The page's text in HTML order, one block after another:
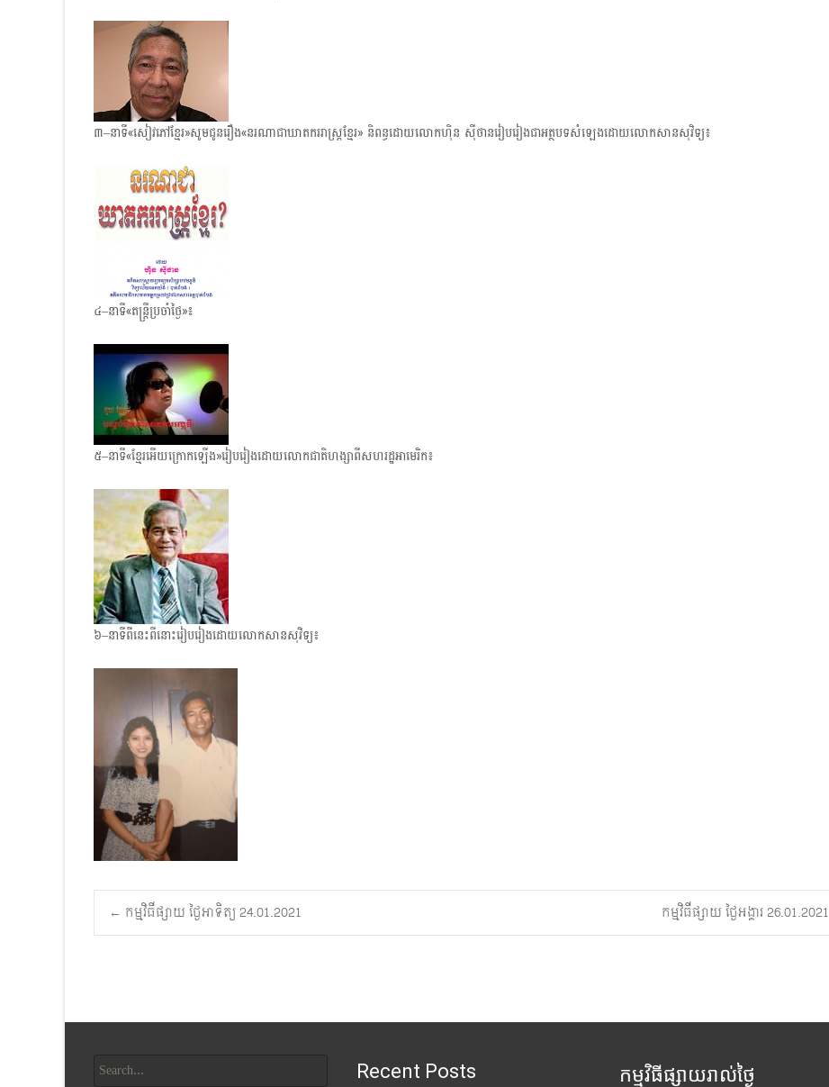
៣–នាទី«សៀវភៅខ្មែរ»សូមជូនរឿង​«នរណាជាឃាតកររាស្ត្រខ្មែរ» និពន្ធដោយលោកហ៊ិន ស៊ីថានរៀប​រៀងជា​អត្ថបទ​សំឡេង​ដោយលោកសានសុវិទ្យ៖
៤–នាទី«តន្ត្រីប្រចាំថ្ងៃ»៖
៥–នាទី«ខ្មែរអើយក្រោក​ឡើង»រៀបរៀង​ដោយលោកជាតិហង្សាពីសហរដ្ឋ​អាមេរិក៖
៦–នាទីពីនេះពីនោះរៀបរៀងដោយលោកសានសុវិទ្យ៖
Post
← កម្មវិធីផ្សាយ ថ្ងៃអាទិត្យ 24.01.2021 កម្មវិធីផ្សាយ ថ្ងៃអង្គារ 26.01.2021
for:
Recent Posts
កម្មវិធីផ្សាយរាល់ថ្ងៃ